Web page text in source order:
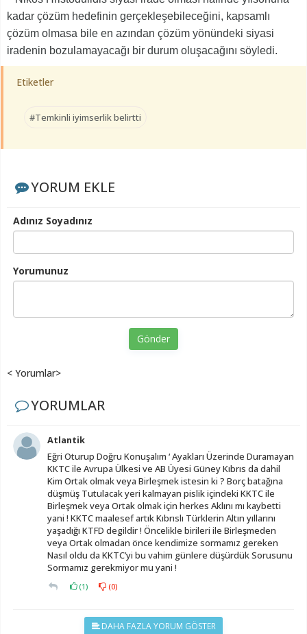
kadar çözüm hedefinin gerçekleşebileceğini, kapsamlı
çözüm olmasa bile en azından çözüm yönündeki siyasi
iradenin bozulamayacağı bir durum oluşacağını söyledi.
Etiketler
#Temkinli iyimserlik belirtti
YORUM EKLE
Adınız Soyadınız
Yorumunuz
Gönder
< Yorumlar>
YORUMLAR
Atlantik
Eğri Oturup Doğru Konuşalım ‘ Ayakları Üzerinde Duramayan
KKTC ile Avrupa Ülkesi ve AB Üyesi Güney Kıbrıs da dahil
Kim Ortak olmak veya Birleşmek istesin ki ? Borç batağına
düşmüş Tutulacak yeri kalmayan pislik içindeki KKTC ile
Birleşmek veya Ortak olmak için herkes Aklını mı kaybetti
yani ! KKTC maalesef artık Kıbrıslı Türklerin Altın yıllarını
yaşadığı KTFD degildir ! Öncelikle birileri ile Birleşmeden
veya Ortak olmadan önce kendimize sormamız gereken
Nasıl oldu da KKTC’yi bu vahim günlere düşürdük Sorusunu
Sormamız gerekmiyor mu yani !
(1) (0)
DAHA FAZLA YORUM GÖSTER